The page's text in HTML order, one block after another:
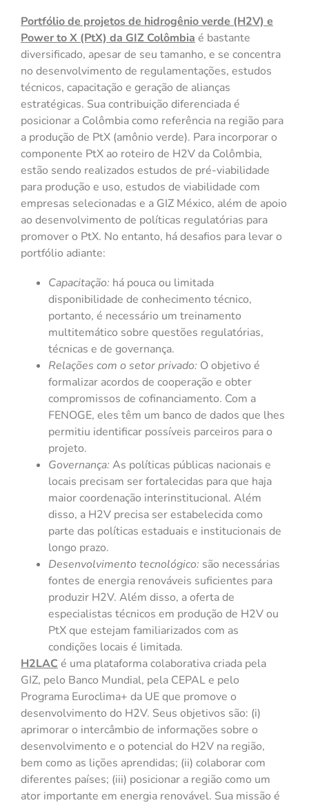
Portfólio de projetos de hidrogênio verde (H2V) e
Power to X (PtX) da GIZ Colômbia é bastante
diversificado, apesar de seu tamanho, e se concentra
no desenvolvimento de regulamentações, estudos
técnicos, capacitação e geração de alianças
estratégicas. Sua contribuição diferenciada é
posicionar a Colômbia como referência na região para
a produção de PtX (amônio verde). Para incorporar o
componente PtX ao roteiro de H2V da Colômbia,
estão sendo realizados estudos de pré-viabilidade
para produção e uso, estudos de viabilidade com
empresas selecionadas e a GIZ México, além de apoio
ao desenvolvimento de políticas regulatórias para
promover o PtX. No entanto, há desafios para levar o
portfólio adiante:
Capacitação: há pouca ou limitada
disponibilidade de conhecimento técnico,
portanto, é necessário um treinamento
multitemático sobre questões regulatórias,
técnicas e de governança.
Relações com o setor privado: O objetivo é
formalizar acordos de cooperação e obter
compromissos de cofinanciamento. Com a
FENOGE, eles têm um banco de dados que lhes
permitiu identificar possíveis parceiros para o
projeto.
Governança: As políticas públicas nacionais e
locais precisam ser fortalecidas para que haja
maior coordenação interinstitucional. Além
disso, a H2V precisa ser estabelecida como
parte das políticas estaduais e institucionais de
longo prazo.
Desenvolvimento tecnológico: são necessárias
fontes de energia renováveis suficientes para
produzir H2V. Além disso, a oferta de
especialistas técnicos em produção de H2V ou
PtX que estejam familiarizados com as
condições locais é limitada.
H2LAC é uma plataforma colaborativa criada pela
GIZ, pelo Banco Mundial, pela CEPAL e pelo
Programa Euroclima+ da UE que promove o
desenvolvimento do H2V. Seus objetivos são: (i)
aprimorar o intercâmbio de informações sobre o
desenvolvimento e o potencial do H2V na região,
bem como as lições aprendidas; (ii) colaborar com
diferentes países; (iii) posicionar a região como um
ator importante em energia renovável. Sua missão é